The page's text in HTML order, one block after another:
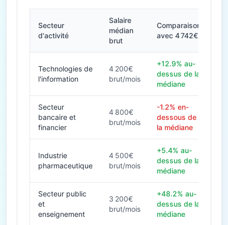
Secteur
d'activité
Salaire
médian
brut
Comparaison
avec 4 742€
Technologies de
l'information
4 200€
brut/mois
+12.9% au-
dessus de la
médiane
Secteur
bancaire et
financier
4 800€
brut/mois
-1.2% en-
dessous de
la médiane
Industrie
pharmaceutique
4 500€
brut/mois
+5.4% au-
dessus de la
médiane
Secteur public
et
enseignement
3 200€
brut/mois
+48.2% au-
dessus de la
médiane